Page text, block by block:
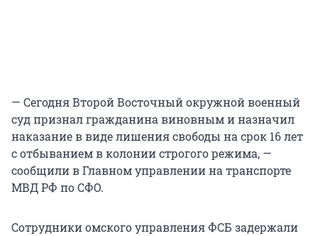
— Сегодня Второй Восточный окружной военный
суд признал гражданина виновным и назначил
наказание в виде лишения свободы на срок 16 лет
с отбыванием в колонии строгого режима, —
сообщили в Главном управлении на транспорте
МВД РФ по СФО.
Сотрудники омского управления ФСБ задержали